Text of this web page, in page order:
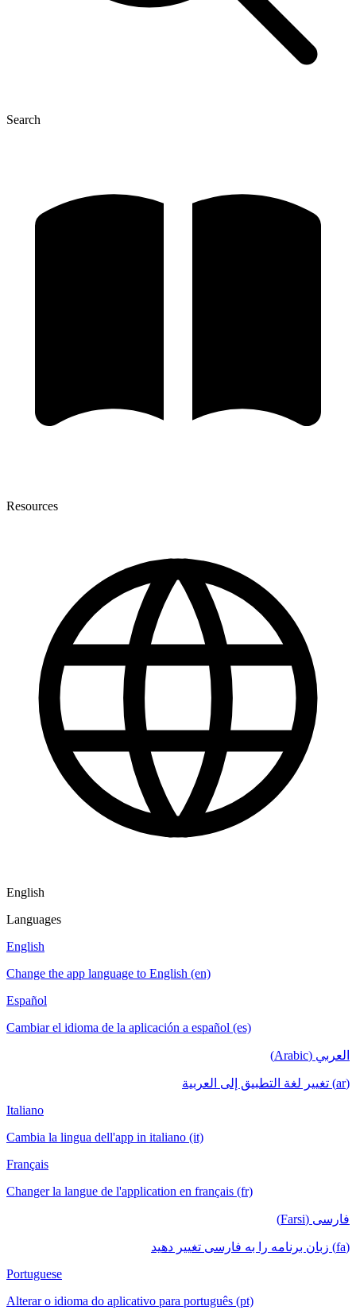
Search
Resources
English
Languages
English
Change the app language to English (en)
Español
Cambiar el idioma de la aplicación a español (es)
العربي (Arabic)
(ar) تغيير لغة التطبيق إلى العربية
Italiano
Cambia la lingua dell'app in italiano (it)
Français
Changer la langue de l'application en français (fr)
فارسی (Farsi)
(fa) زبان برنامه را به فارسی تغییر دهید
Portuguese
Alterar o idioma do aplicativo para português (pt)